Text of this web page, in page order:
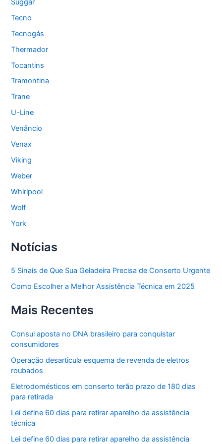
Suggar
Tecno
Tecnogás
Thermador
Tocantins
Tramontina
Trane
U-Line
Venâncio
Venax
Viking
Weber
Whirlpool
Wolf
York
Notícias
5 Sinais de Que Sua Geladeira Precisa de Conserto Urgente
Como Escolher a Melhor Assistência Técnica em 2025
Mais Recentes
Consul aposta no DNA brasileiro para conquistar
consumidores
Operação desarticula esquema de revenda de eletros
roubados
Eletrodomésticos em conserto terão prazo de 180 dias
para retirada
Lei define 60 dias para retirar aparelho da assistência
técnica
Lei define 60 dias para retirar aparelho da assistência